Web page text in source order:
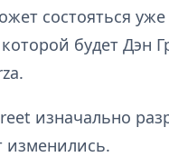
состояться
будет Дэн
изначально
изменились.